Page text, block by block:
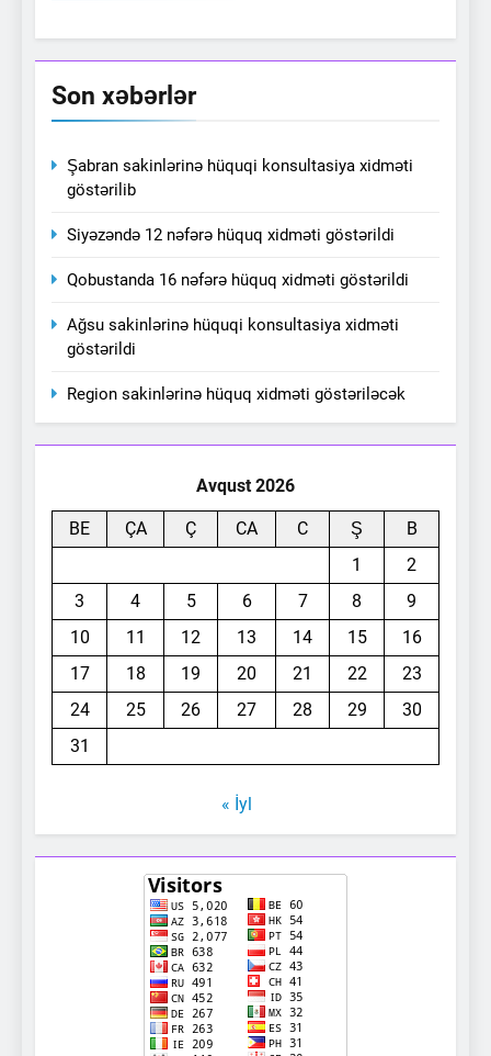
Son xəbərlər
Şabran sakinlərinə hüquqi konsultasiya xidməti
göstərilib
Siyəzəndə 12 nəfərə hüquq xidməti göstərildi
Qobustanda 16 nəfərə hüquq xidməti göstərildi
Ağsu sakinlərinə hüquqi konsultasiya xidməti
göstərildi
Region sakinlərinə hüquq xidməti göstəriləcək
Avqust 2026
BE ÇA Ç CA C Ş
B
1
2
3
4 5 6 7 8
9
10
11 12 13 14 15
16
17
18 19 20 21 22
23
24
25 26 27 28 29
30
31
« İyl